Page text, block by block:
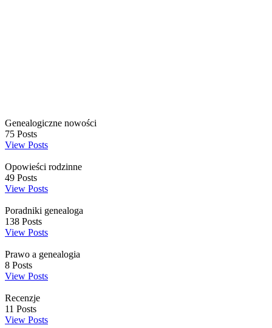
Genealogiczne nowości
75 Posts
View Posts
Opowieści rodzinne
49 Posts
View Posts
Poradniki genealoga
138 Posts
View Posts
Prawo a genealogia
8 Posts
View Posts
Recenzje
11 Posts
View Posts